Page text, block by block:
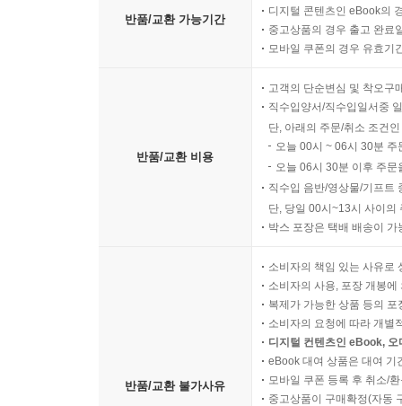
chapter 11 Acquisition
chapter 12 Analysis
4. TTA 표준 332
반품/교환 가능기간
디지털 콘텐츠인 eBook의
중고상품의 경우 출고 완료
모바일 쿠폰의 경우 유효기
반품/교환 비용
고객의 단순변심 및 착오구
직수입양서/직수입일서중
단, 아래의 주문/취소 조건
오늘 00시 ~ 06시 30분
오늘 06시 30분 이후 주
직수입 음반/영상물/기프트
단, 당일 00시~13시 사이의
박스 포장은 택배 배송이
반품/교환 불가사유
소비자의 책임 있는 사유로
소비자의 사용, 포장 개봉
복제가 가능한 상품 등의
소비자의 요청에 따라 개별
디지털 컨텐츠인 eBook,
eBook 대여 상품은 대여 기
모바일 쿠폰 등록 후 취소/
중고상품이 구매확정(자동